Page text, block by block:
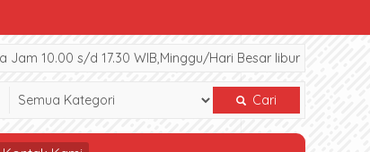
Jam 10.00 s/d 17.30 WIB,Minggu/Hari Besar libur
Cari